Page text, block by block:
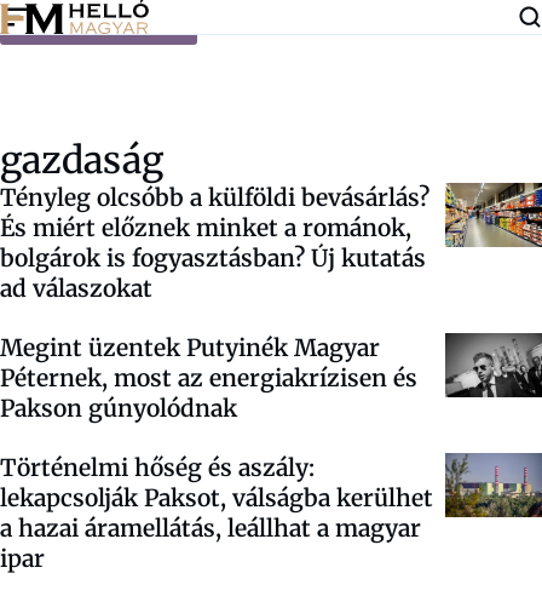
Ugrás a tartalomra
gazdaság
Tényleg olcsóbb a külföldi bevásárlás?
És miért előznek minket a románok,
bolgárok is fogyasztásban? Új kutatás
ad válaszokat
Megint üzentek Putyinék Magyar
Péternek, most az energiakrízisen és
Pakson gúnyolódnak
Történelmi hőség és aszály:
lekapcsolják Paksot, válságba kerülhet
a hazai áramellátás, leállhat a magyar
ipar